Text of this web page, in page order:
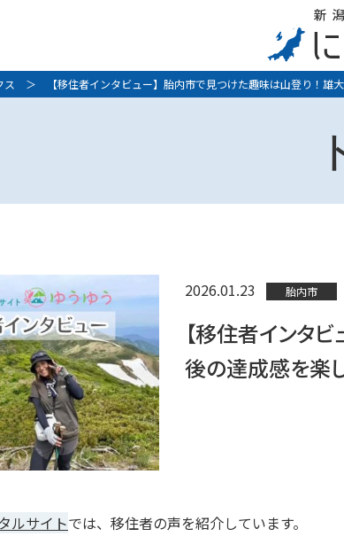
ス ＞ 【移住者インタビュー】胎内市で見つけた趣味は山登り！雄
2026.01.23 胎内市
【移住者インタ
後の達成感を楽
ルサイトでは、移住者の声を紹介しています。